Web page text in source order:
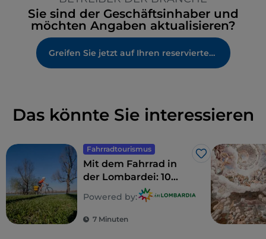
Sie sind der Geschäftsinhaber und
möchten Angaben aktualisieren?
Greifen Sie jetzt auf Ihren reservierten Bereich zu
Das könnte Sie interessieren
Fahrradtourismus
Like
Mit dem Fahrrad in
der Lombardei: 10
Routen für Familien
Powered by:
7 Minuten